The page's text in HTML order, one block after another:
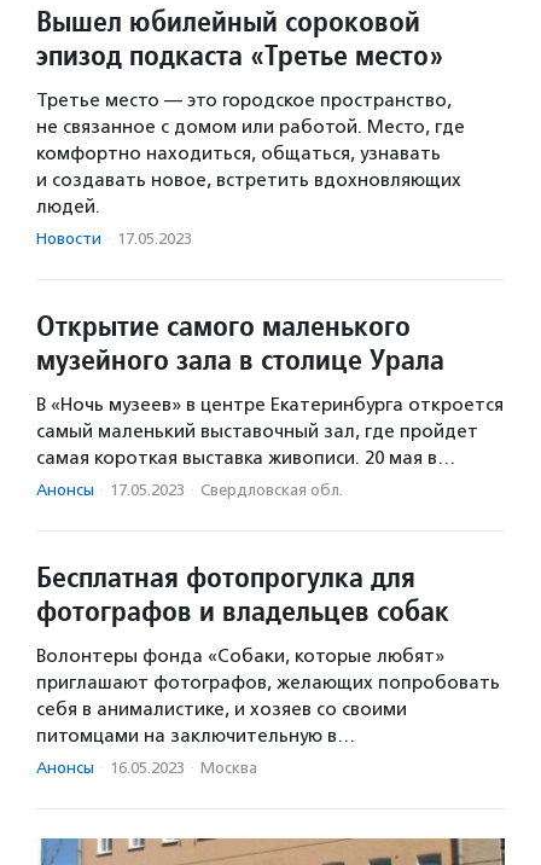
Вышел юбилейный сороковой
эпизод подкаста «Третье место»
Третье место — это городское пространство,
не связанное с домом или работой. Место, где
комфортно находиться, общаться, узнавать
и создавать новое, встретить вдохновляющих
людей.
Новости · 17.05.2023
Открытие самого маленького
музейного зала в столице Урала
В «Ночь музеев» в центре Екатеринбурга откроется
самый маленький выставочный зал, где пройдет
самая короткая выставка живописи. 20 мая в…
Анонсы · 17.05.2023 · Свердловская обл.
Бесплатная фотопрогулка для
фотографов и владельцев собак
Волонтеры фонда «Собаки, которые любят»
приглашают фотографов, желающих попробовать
себя в анималистике, и хозяев со своими
питомцами на заключительную в…
Анонсы · 16.05.2023 · Москва